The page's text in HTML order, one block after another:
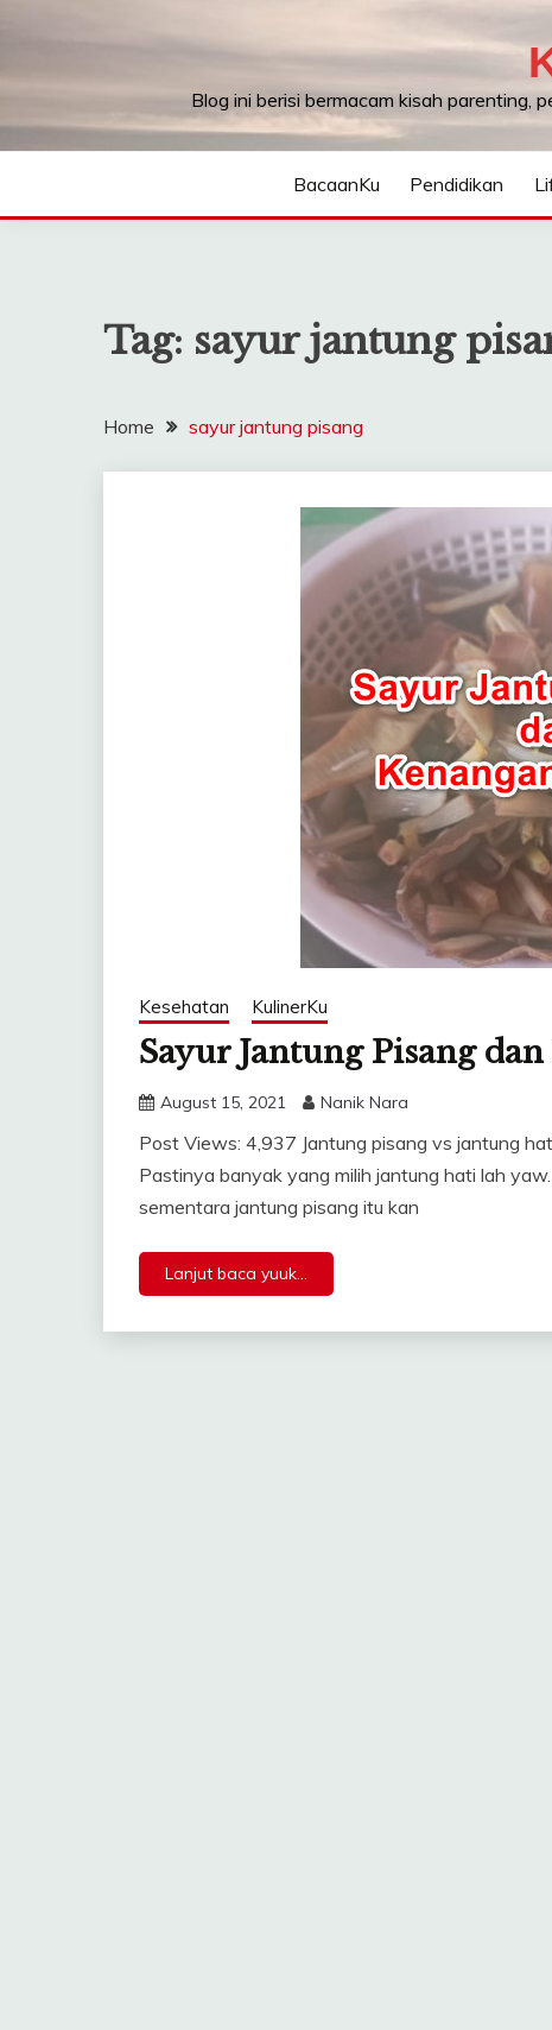
Blog ini berisi bermacam kisah parenting,
BacaanKu Pendidikan
Tag: sayur jantung
Home sayur jantung pisang
Kesehatan KulinerKu
Sayur Jantung Pisang
August 15, 2021 Nanik Nara
Post Views: 4,937 Jantung pisang vs jantung
Pastinya banyak yang milih jantung hati lah
sementara jantung pisang itu kan
Lanjut baca yuuk...